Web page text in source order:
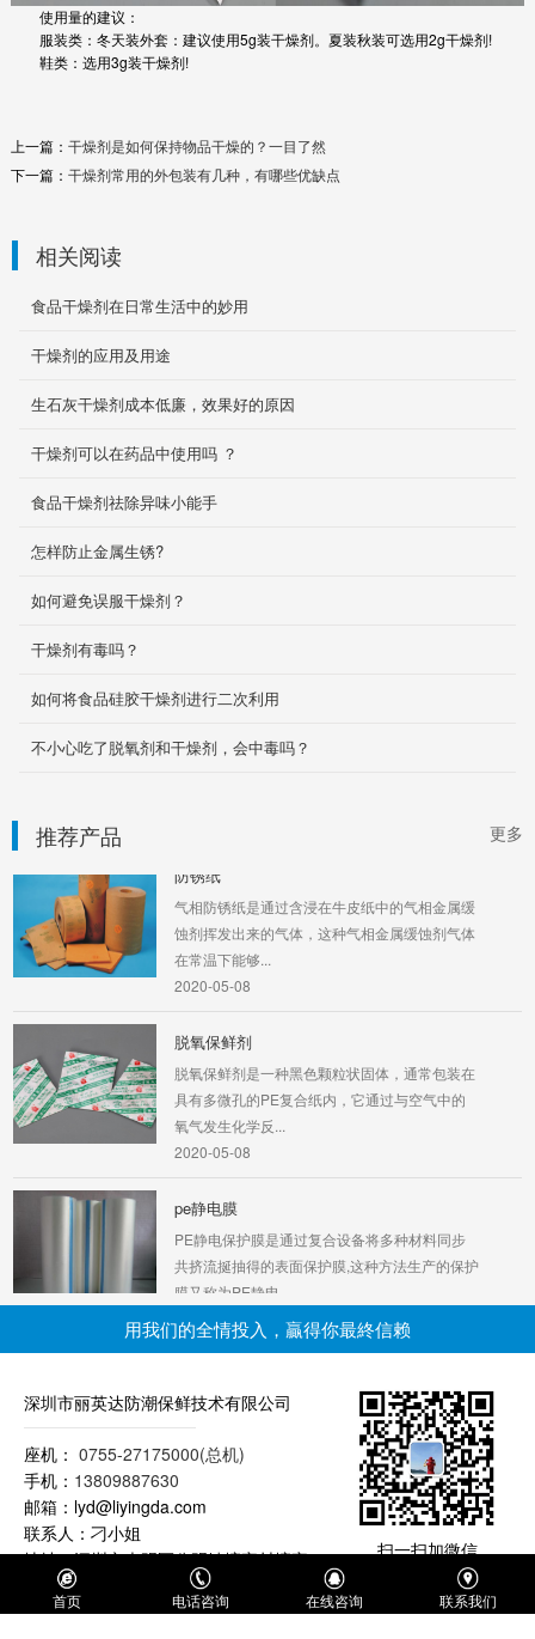
使用量的建议：
服装类：冬天装外套：建议使用5g装干燥剂。夏装秋装可选用2g干燥剂!
鞋类：选用3g装干燥剂!
上一篇： 干燥剂是如何保持物品干燥的？一目了然
下一篇： 干燥剂常用的外包装有几种，有哪些优缺点
相关阅读
食品干燥剂在日常生活中的妙用
干燥剂的应用及用途
生石灰干燥剂成本低廉，效果好的原因
干燥剂可以在药品中使用吗 ？
食品干燥剂祛除异味小能手
怎样防止金属生锈?
如何避免误服干燥剂？
干燥剂有毒吗？
如何将食品硅胶干燥剂进行二次利用
不小心吃了脱氧剂和干燥剂，会中毒吗？
更多
推荐产品
DIFESSA(防潮吸氧剂)介绍说明一、 产品介绍
环保型防...
成的纯天然矿...
PE塑料袋
成，其特点是韧性好、柔软度高、热封性好、抗
蚀剂挥发出来的气体，这种气相金属缓蚀剂气体
在常温下能够...
2020-05-08
具有多微孔的PE复合纸内，它通过与空气中的
氧气发生化学反...
2020-05-08
共挤流挻抽得的表面保护膜,这种方法生产的保护
膜又称为PE静电...
2020-05-15
卷状干燥剂
硅胶干燥剂是一种高活性吸附材料，是最常用的
干燥剂。属于非晶态物质，其化学分子式为
mSiO2 nH2O 符合...
2020-03-20
PE膜系聚乙烯加适当的辅料经一次吹胀而成，
其特点是韧性好、柔软度高、热封性好、抗撞
击、抗撕裂性强、...
用我们的全情投入，贏得你最終信赖
深圳市丽英达防潮保鲜技术有限公司
座机： 0755-27175000(总机)
手机： 13809887630
邮箱：lyd@liyingda.com
联系人：刁小姐
地址：深圳市光明区公明镇塘家村塘家
南路丽英达工业区
扫一扫加微信
首页 电话咨询 在线咨询 联系我们